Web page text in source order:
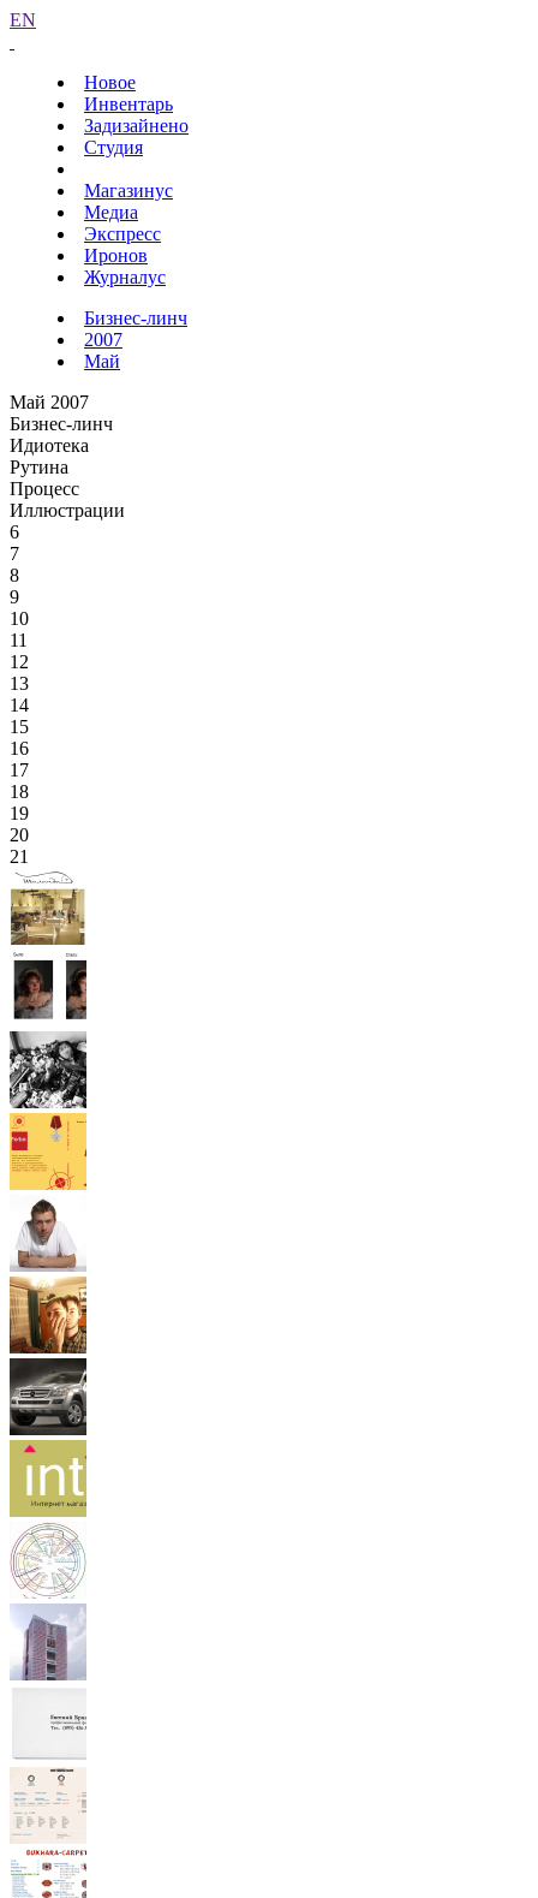
EN
Новое
Инвентарь
Задизайнено
Студия
Магазинус
Медиа
Экспресс
Иронов
Журналус
Бизнес-линч
2007
Май
Май 2007
Бизнес-линч
Идиотека
Рутина
Процесс
Иллюстрации
6
7
8
9
10
11
12
13
14
15
16
17
18
19
20
21